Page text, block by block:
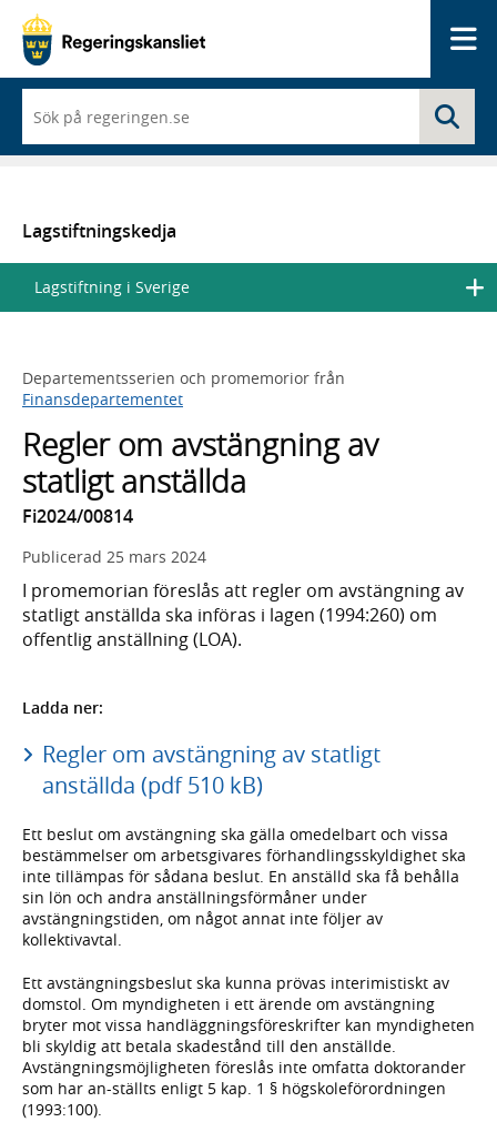
du
börjar
skriva
en
lista
med
sökförslag
Lagstiftningskedja
Lagstiftning i Sverige
Departementsserien och promemorior från
Finansdepartementet
Regler om avstängning av
statligt anställda
Fi2024/00814
Publicerad 25 mars 2024
I promemorian föreslås att regler om avstängning av
statligt anställda ska införas i lagen (1994:260) om
offentlig anställning (LOA).
Ladda ner:
Regler om avstängning av statligt
anställda (pdf 510 kB)
Ett beslut om avstängning ska gälla omedelbart och vissa
bestämmelser om arbetsgivares förhandlingsskyldighet ska
inte tillämpas för sådana beslut. En anställd ska få behålla
sin lön och andra anställningsförmåner under
avstängningstiden, om något annat inte följer av
kollektivavtal.
Ett avstängningsbeslut ska kunna prövas interimistiskt av
domstol. Om myndigheten i ett ärende om avstängning
bryter mot vissa handläggningsföreskrifter kan myndigheten
bli skyldig att betala skadestånd till den anställde.
Avstängningsmöjligheten föreslås inte omfatta doktorander
som har an-ställts enligt 5 kap. 1 § högskoleförordningen
(1993:100).